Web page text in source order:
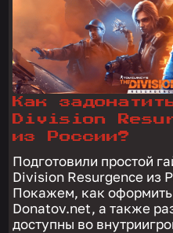
Как
Division
из России?
Подготовили простой
Division Resurgence из
Покажем, как оформить
Donatov.net, а также
доступны во